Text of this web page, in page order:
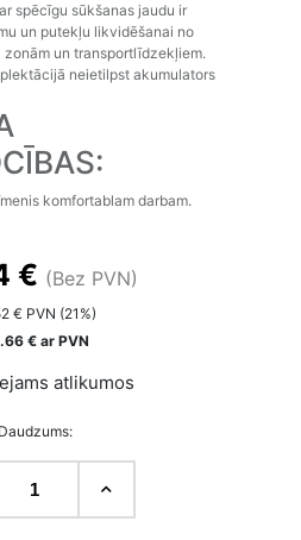
spēcīgu sūkšanas jaudu ir
un putekļu likvidēšanai no
zonām un transportlīdzekļiem.
neietilpst akumulators
komfortablam darbam.
€ (Bez PVN)
€ PVN (21%)
€ ar PVN
atlikumos
Daudzums: